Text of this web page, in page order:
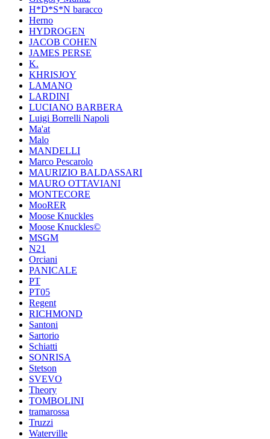
H*D*S*N baracco
Herno
HYDROGEN
JACOB COHEN
JAMES PERSE
K.
KHRISJOY
LAMANO
LARDINI
LUCIANO BARBERA
Luigi Borrelli Napoli
Ma'at
Malo
MANDELLI
Marco Pescarolo
MAURIZIO BALDASSARI
MAURO OTTAVIANI
MONTECORE
MooRER
Moose Knuckles
Moose Knuckles©️
MSGM
N21
Orciani
PANICALE
PT
PT05
Regent
RICHMOND
Santoni
Sartorio
Schiatti
SONRISA
Stetson
SVEVO
Theory
TOMBOLINI
tramarossa
Truzzi
Waterville